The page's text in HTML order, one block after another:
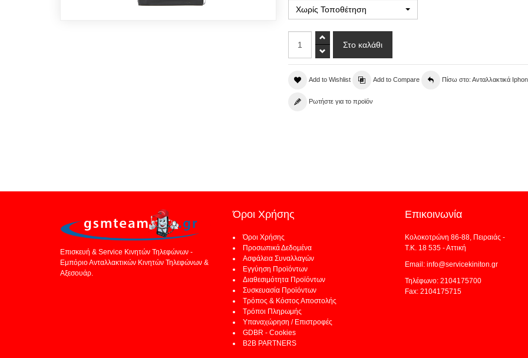
Χωρίς Τοποθέτηση
Add to Wishlist Add to Compare Πίσω στο: Ανταλλακτικά
Ρωτήστε για το προϊόν
Επισκευή & Service Κινητών Τηλεφώνων -
Εμπόριο Ανταλλακτικών Κινητών Τηλεφώνων &
Αξεσουάρ.
Όροι Χρήσης
Όροι Χρήσης
Προσωπικά Δεδομένα
Ασφάλεια Συναλλαγών
Εγγύηση Προϊόντων
Διαθεσιμότητα Προϊόντων
Συσκευασία Προϊόντων
Τρόπος & Κόστος Αποστολής
Τρόποι Πληρωμής
Υπαναχώρηση / Επιστροφές
GDBR - Cookies
B2B PARTNERS
Επικοινωνία
Κολοκοτρώνη 86-88, Πειραιάς -
Τ.Κ. 18 535 - Αττική
Email: info@servicekiniton.gr
Τηλέφωνο: 2104175700
Fax: 2104175715